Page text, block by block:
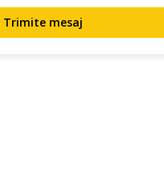
Trimite mesaj